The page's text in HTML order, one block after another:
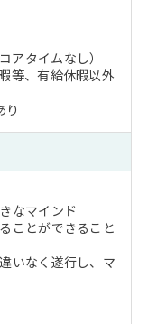
アタイムなし）
等、有給休暇以外
り
なマインド
ことができること
いなく遂行し、マ